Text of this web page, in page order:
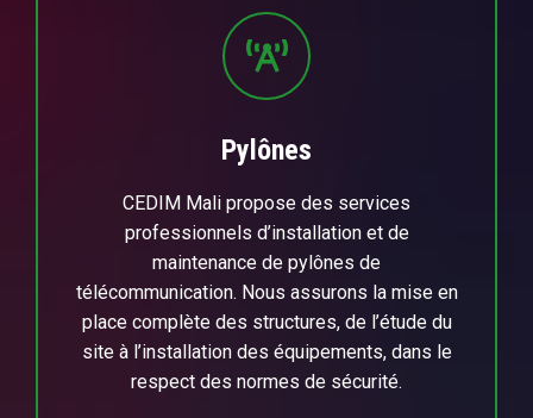
Pylônes
CEDIM Mali propose des services
professionnels d’installation et de
maintenance de pylônes de
télécommunication. Nous assurons la mise en
place complète des structures, de l’étude du
site à l’installation des équipements, dans le
respect des normes de sécurité.